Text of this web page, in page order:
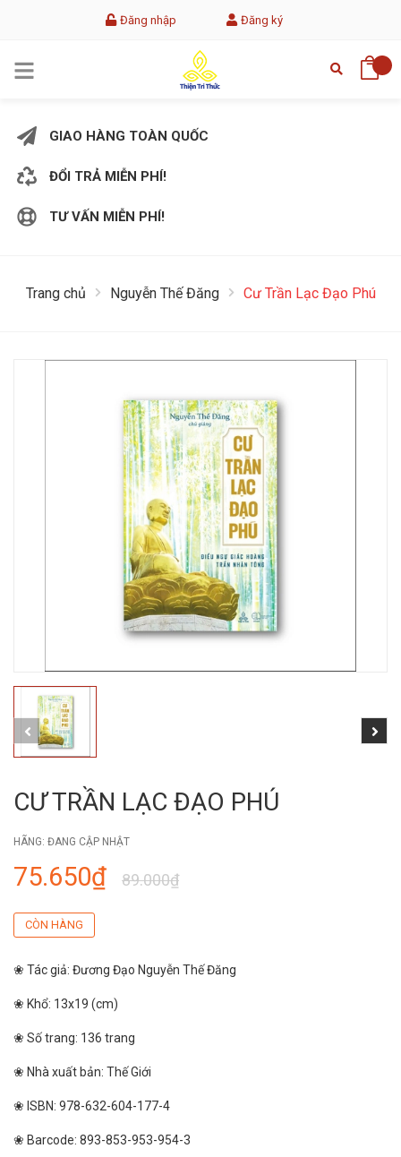
Đăng nhập Đăng ký
GIAO HÀNG TOÀN QUỐC
ĐỔI TRẢ MIỄN PHÍ!
TƯ VẤN MIỄN PHÍ!
Trang chủ Nguyễn Thế Đăng Cư Trần Lạc Đạo Phú
CƯ TRẦN LẠC ĐẠO PHÚ
HÃNG: ĐANG CẬP NHẬT
75.650₫ 89.000₫
CÒN HÀNG
❀ Tác giả: Đương Đạo Nguyễn Thế Đăng
❀ Khổ: 13x19 (cm)
❀ Số trang: 136 trang
❀ Nhà xuất bản: Thế Giới
❀ ISBN: 978-632-604-177-4
❀ Barcode: 893-853-953-954-3